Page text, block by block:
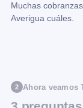
Muchas
Averigua cuáles.
2 Ahora veamos